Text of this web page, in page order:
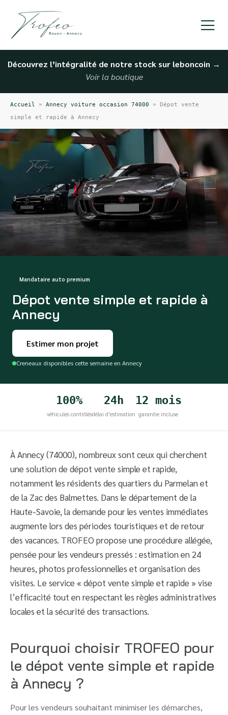
Découvrez l’intégralité de notre stock sur leboncoin →
Voir la boutique
Accueil » Annecy voiture occasion 74000 »
Dépot vente
simple et rapide à Annecy
Mandataire auto premium
Dépot vente simple et rapide à
Annecy
Estimer mon projet
Creneaux disponibles cette semaine en Annecy
100%
véhicules contrôlés
24h
délai d'estimation
12 mois
garantie incluse
À Annecy (74000), nombreux sont ceux qui cherchent
une solution de dépot vente simple et rapide,
notamment les résidents des quartiers du Parmelan et
de la Zac des Balmettes. Dans le département de la
Haute-Savoie, la demande pour les ventes immédiates
augmente lors des périodes touristiques et de retour
des vacances. TROFEO propose une procédure allégée,
pensée pour les vendeurs pressés : estimation en 24
heures, photos professionnelles et organisation des
visites. Le service « dépot vente simple et rapide » vise
l’efficacité tout en respectant les règles administratives
locales et la sécurité des transactions.
Pourquoi choisir TROFEO pour
le dépot vente simple et rapide
à Annecy ?
Pour les vendeurs souhaitant minimiser les démarches,